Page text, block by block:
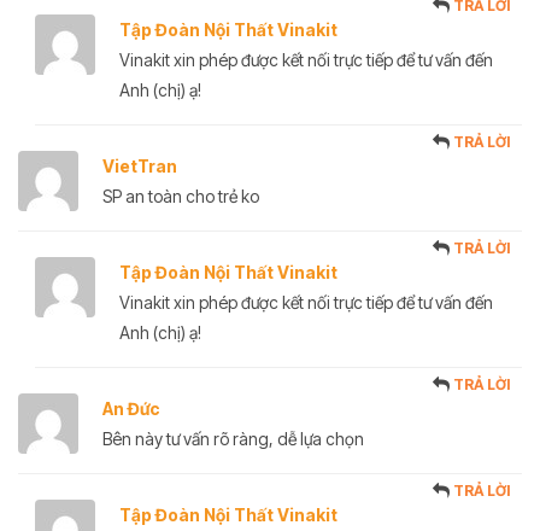
Tập Đoàn Nội Thất Vinakit
TRẢ LỜI
Vinakit xin phép được kết nối trực tiếp để tư vấn đến
Anh (chị) ạ!
VietTran
TRẢ LỜI
SP an toàn cho trẻ ko
Tập Đoàn Nội Thất Vinakit
TRẢ LỜI
Vinakit xin phép được kết nối trực tiếp để tư vấn đến
Anh (chị) ạ!
An Đức
TRẢ LỜI
Bên này tư vấn rõ ràng, dễ lựa chọn
Tập Đoàn Nội Thất Vinakit
TRẢ LỜI